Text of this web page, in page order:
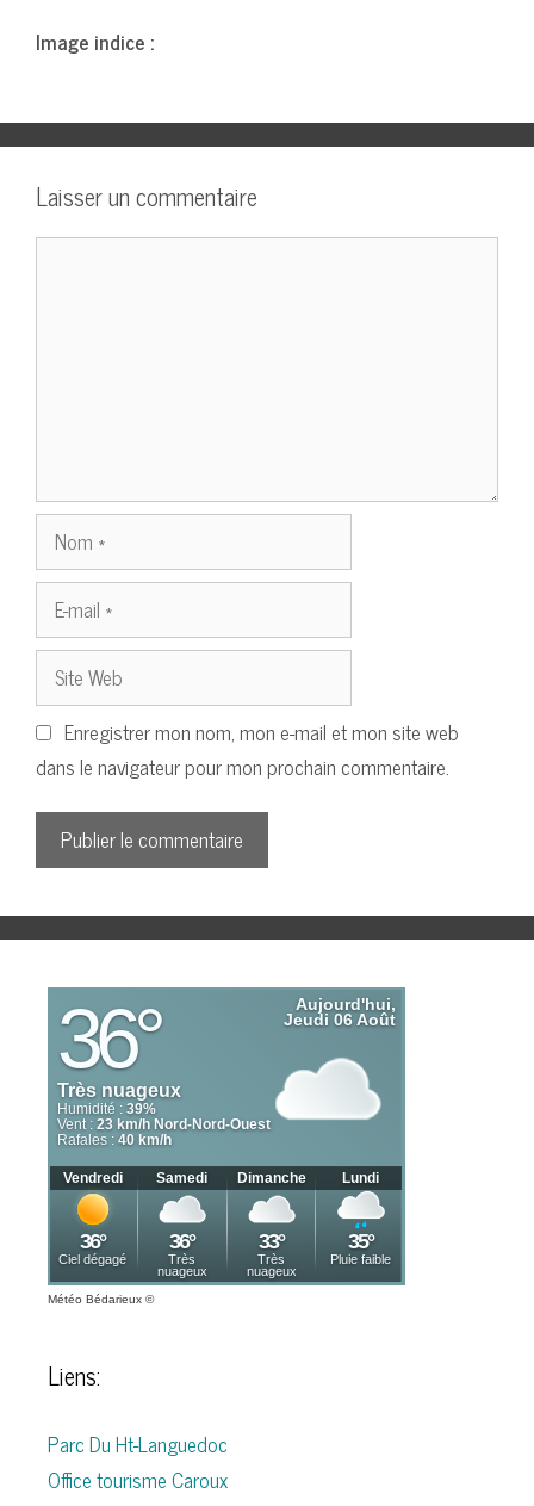
Image indice :
Laisser un commentaire
Commentaire
Nom
E-
mail
Site
Web
Enregistrer mon nom, mon e-mail et mon site web
dans le navigateur pour mon prochain commentaire.
Météo Bédarieux ©
Liens:
Parc Du Ht-Languedoc
Office tourisme Caroux